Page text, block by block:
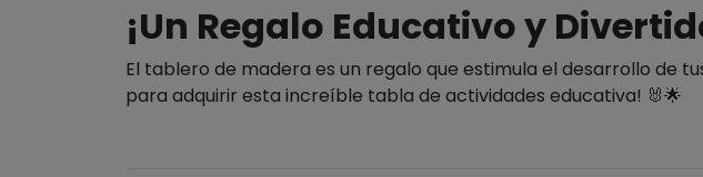
¡Un Regalo Educativo y
El tablero de madera es un regalo que estimula el desarrollo de
para adquirir esta increíble tabla de actividades educativa! 🐰🌟